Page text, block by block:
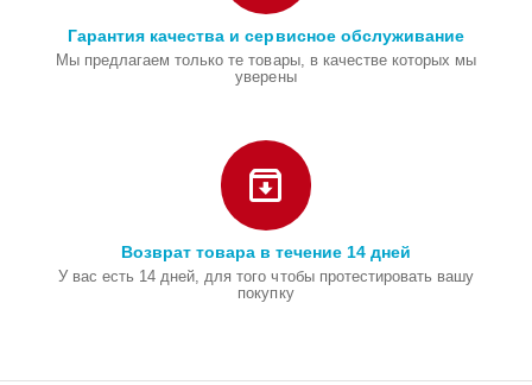
Гарантия качества и сервисное обслуживание
Мы предлагаем только те товары, в качестве которых мы
уверены
Возврат товара в течение 14 дней
У вас есть 14 дней, для того чтобы протестировать вашу
покупку